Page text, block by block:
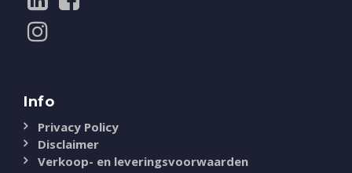
Info
Privacy Policy
Disclaimer
Verkoop- en leveringsvoorwaarden